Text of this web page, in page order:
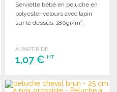
Serviette bébé en peluche en
polyester velours avec lapin
sur le dessus. 180gr/m².
A PARTIR DE
1,07 €HT
COMMANDER